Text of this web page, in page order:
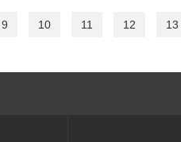
9 10 11 12 13